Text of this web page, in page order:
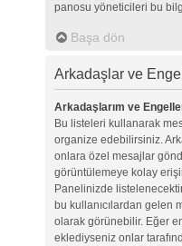
panosu yöneticileri bu
Başa dön
Arkadaşlar ve
Arkadaşlarım ve
Bu listeleri kullanarak
organize edebilirsiniz.
onlara özel mesajlar
görüntülemeye kolay
Panelinizde
bu kullanıcılardan gelen
olarak görünebilir. Eğer
eklediyseniz onlar